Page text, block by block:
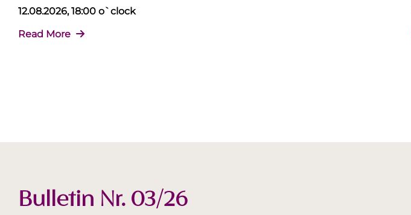
12.08.2026, 18:00 o`clock
Read More
Bulletin Nr. 03/26